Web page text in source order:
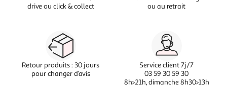
drive ou click & collect
ou au retrait
Retour produits : 30 jours
pour changer d’avis
Service client 7j/7
03 59 30 59 30
8h>21h, dimanche 8h30>13h